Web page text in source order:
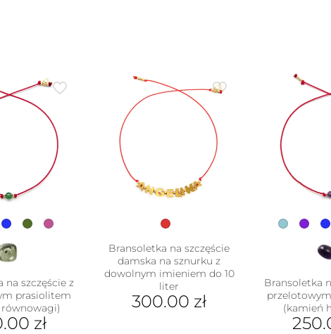
na szczęście z
prasiolitem
zł
Bransoletka na szczęście
damska na sznurku z
dowolnym imieniem do 10
liter
300.00 zł
Bransoletka
(kamień